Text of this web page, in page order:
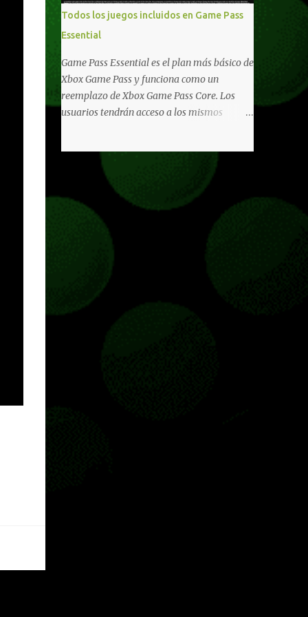
libertad de juego. Uno de los aspectos más
importantes de Last Rites es la gran
cantidad de opciones de personalización
incorporadas. Ahora es posible ocultar más
elementos de la interfaz, incluyendo las
trayectorias de lanzamiento de granadas y
el resaltado de objetos interactivos, además
"Parámetros Ghost" , que permiten activar
la recarga táctica, limitar el número de
armas ...
Todos los juegos incluidos en Game Pass
Essential
Game Pass Essential es el plan más básico de
Xbox Game Pass y funciona como un
reemplazo de Xbox Game Pass Core. Los
usuarios tendrán acceso a los mismos
recientemente. Essential incluirá como
novedades una serie de ventajas para
diferentes juegos free to play que están en
Xbox y PC, que van desde skins, desbloqueo
de personajes, paquetes de armas hasta
diferentes títulos. Todas estas ventajas se
pueden reclamar desde la sección de Game
Pass o en tu aplicación de Xbox yendo